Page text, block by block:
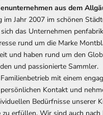
aus dem
im Jahr 2007 im schönen
das Unternehmen
rund um die Marke
und haben rund um den
und passionierte Sammler.
mit einem
Kontakt und
Bedürfnisse unserer
erfüllen. Wir sind auch nach